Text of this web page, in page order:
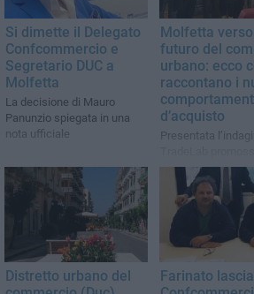
Si dimette il Delegato
Confcommercio e
Segretario DUC a
Molfetta
La decisione di Mauro
Panunzio spiegata in una
nota ufficiale
Molfetta verso
futuro del
urbano: ecco
raccontano i
d’acquisto
Presentata
DUC Molfetta: una
cambia, tra sfide e
potenzialità da
Distretto urbano del
Farinato lascia